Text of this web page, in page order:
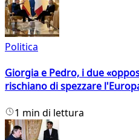
Politica
Giorgia e Pedro, i due
rischiano di spezzare
1 min di lettura